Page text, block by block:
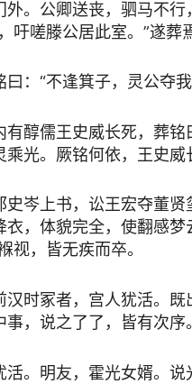
。公卿送丧，驷马不行
吁嗟滕公居此室。”遂葬
：“不逢箕子，灵公夺
醇儒王史威长死，葬铭
光。厥铭何依，王史威
史岑上书，讼王宏夺董
，体貌完全，使翻感
视，皆无疾而卒。
汉时冢者，宫人犹活。
，说之了了，皆有次序
活。明友，霍光女婿。